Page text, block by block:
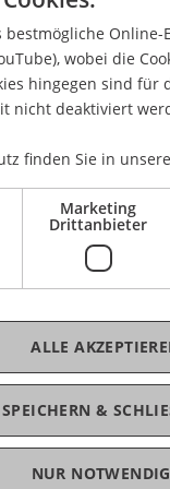
der
Design
der Hochschule
Scholar
of South
und Sudha Ram,
wurde bis
im
wobei die
hingegen sind für
nicht deaktiviert
finden Sie in
Marketing
Drittanbieter
SPEICHERN &
ALLE
NUR